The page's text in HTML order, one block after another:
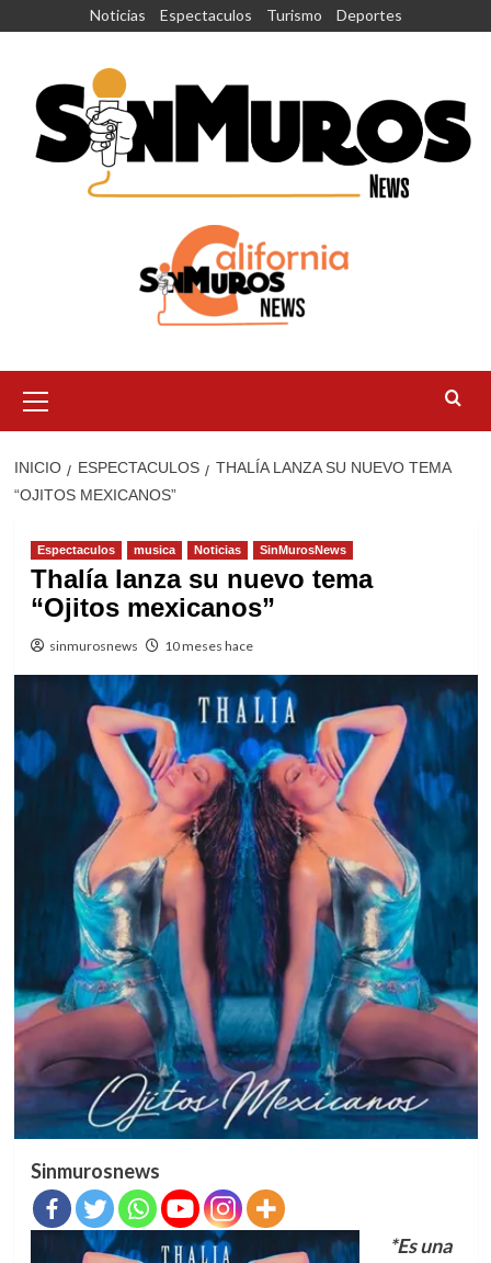
Noticias Espectaculos Turismo Deportes
principal
INICIO ESPECTACULOS
THALÍA LANZA SU NUEVO TEMA
“OJITOS MEXICANOS”
Espectaculos musica Noticias SinMurosNews
Thalía lanza su nuevo tema
“Ojitos mexicanos”
sinmurosnews 10 meses hace
Sinmurosnews
*Es una